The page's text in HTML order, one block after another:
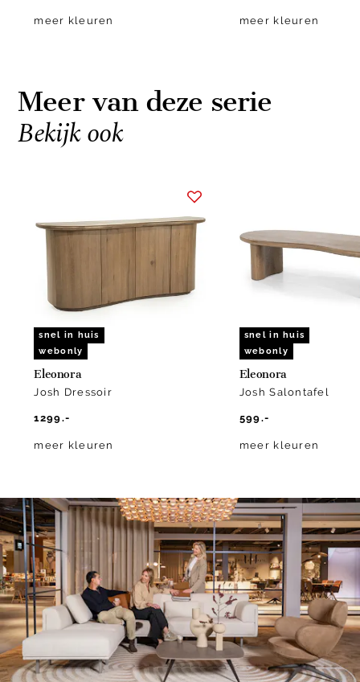
meer kleuren meer kleuren
Meer van deze serie
Bekijk ook
snel in huis
webonly
Eleonora
Josh Dressoir
1299.-
meer kleuren
snel in huis
webonly
Eleonora
Josh Salontafel
599.-
meer kleuren